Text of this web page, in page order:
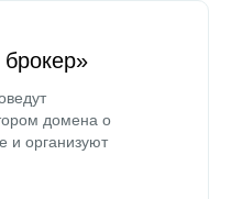
домена о
и организуют